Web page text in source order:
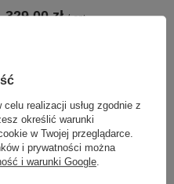
329,00 zł / szt.
realizacji usług zgodnie z
określić warunki
w Twojej przeglądarce.
i prywatności można
i warunki Google